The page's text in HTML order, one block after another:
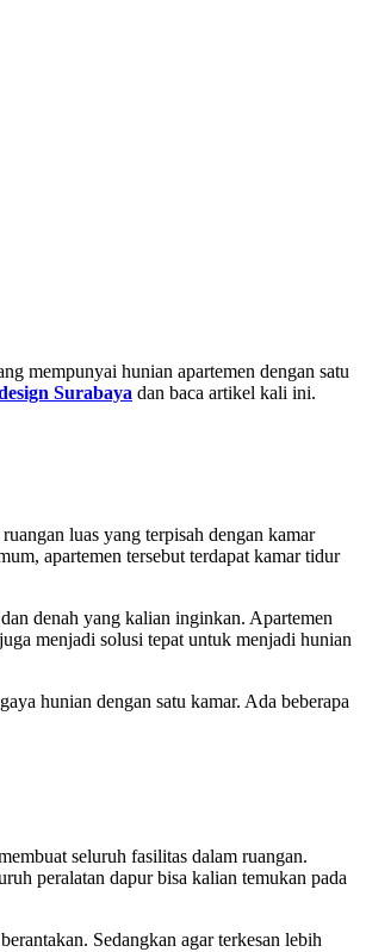
mempunyai hunian apartemen dengan satu
Surabaya dan baca artikel kali ini.
luas yang terpisah dengan kamar
apartemen tersebut terdapat kamar tidur
denah yang kalian inginkan. Apartemen
menjadi solusi tepat untuk menjadi hunian
hunian dengan satu kamar. Ada beberapa
seluruh fasilitas dalam ruangan.
peralatan dapur bisa kalian temukan pada
Sedangkan agar terkesan lebih